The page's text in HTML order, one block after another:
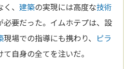
く、建築の実現には高度な技術
必要だった。イムホテプは、設
現場での指導にも携わり、 ピラ
自身の全てを注いだ。